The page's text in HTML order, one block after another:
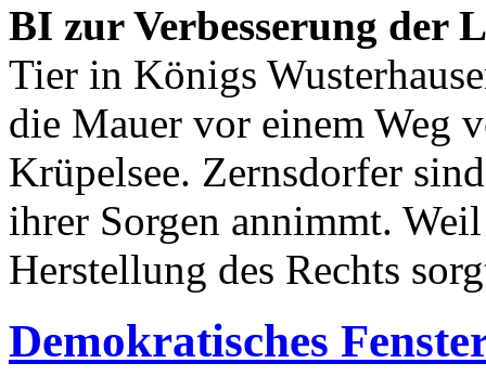
BI zur Verbesserung der
Tier in Königs
die Mauer vor einem Weg
Krüpelsee. Zernsdorfer
ihrer Sorgen annimmt.
Herstellung des Rechts
Demokratisches